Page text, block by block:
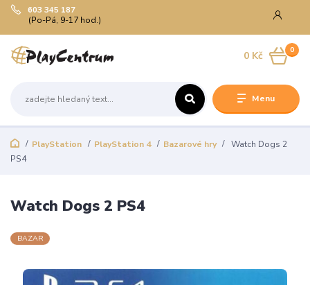
Menu
603 345 187
(Po-Pá, 9-17 hod.)
0
0 Kč
PlayStation PlayStation 4 Bazarové hry
Watch Dogs 2
PS4
Watch Dogs 2 PS4
BAZAR